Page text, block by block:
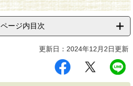
ページ内目次
更新日：2024年12月2日更新
ア
ー
N